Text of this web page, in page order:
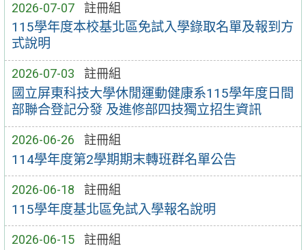
2026-07-07 註冊組
115學年度本校基北區免試入學錄取名單及報到方
式說明
2026-07-03 註冊組
國立屏東科技大學休閒運動健康系115學年度日間
部聯合登記分發 及進修部四技獨立招生資訊
2026-06-26 註冊組
114學年度第2學期期末轉班群名單公告
2026-06-18 註冊組
115學年度基北區免試入學報名說明
2026-06-15 註冊組